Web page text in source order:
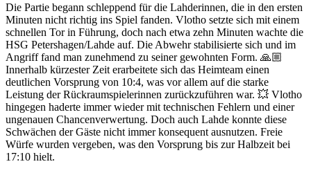
Die Partie begann schleppend für die Lahderinnen, die in den ersten
Minuten nicht richtig ins Spiel fanden. Vlotho setzte sich mit einem
schnellen Tor in Führung, doch nach etwa zehn Minuten wachte die
HSG Petershagen/Lahde auf. Die Abwehr stabilisierte sich und im
Angriff fand man zunehmend zu seiner gewohnten Form. 🙏🏼
Innerhalb kürzester Zeit erarbeitete sich das Heimteam einen
deutlichen Vorsprung von 10:4, was vor allem auf die starke
Leistung der Rückraumspielerinnen zurückzuführen war. 💥 Vlotho
hingegen haderte immer wieder mit technischen Fehlern und einer
ungenauen Chancenverwertung. Doch auch Lahde konnte diese
Schwächen der Gäste nicht immer konsequent ausnutzen. Freie
Würfe wurden vergeben, was den Vorsprung bis zur Halbzeit bei
17:10 hielt.